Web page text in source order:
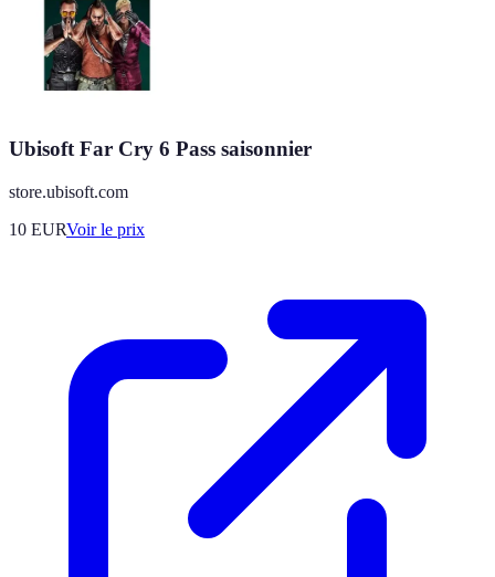
Ubisoft Far Cry 6 Pass saisonnier
store.ubisoft.com
10 EURVoir le prix